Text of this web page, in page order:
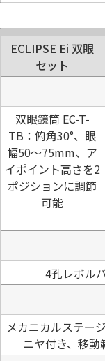
ECLIPSE Ei 双眼
セット
双眼鏡筒 EC-T-
TB：俯角30°、眼
幅50～75mm、ア
イポイント高さを2
ポジションに調節
可能
4孔レボル
メカニカルステー
ニヤ付き、移